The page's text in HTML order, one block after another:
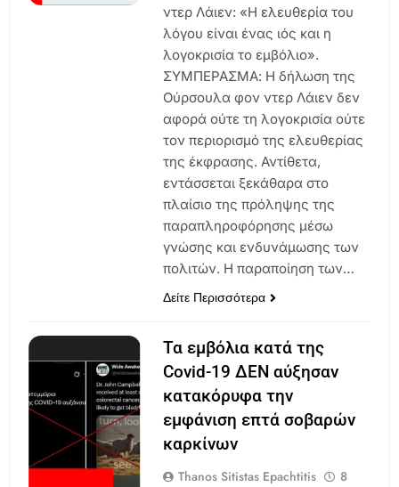
ντερ Λάιεν: «Η ελευθερία του
λόγου είναι ένας ιός και η
λογοκρισία το εμβόλιο».
ΣΥΜΠΕΡΑΣΜΑ: Η δήλωση της
Ούρσουλα φον ντερ Λάιεν δεν
αφορά ούτε τη λογοκρισία ούτε
τον περιορισμό της ελευθερίας
της έκφρασης. Αντίθετα,
εντάσσεται ξεκάθαρα στο
πλαίσιο της πρόληψης της
παραπληροφόρησης μέσω
γνώσης και ενδυνάμωσης των
πολιτών. Η παραποίηση των…
Δείτε Περισσότερα
Τα εμβόλια κατά της
Covid-19 ΔΕΝ αύξησαν
κατακόρυφα την
εμφάνιση επτά σοβαρών
καρκίνων
Thanos Sitistas Epachtitis
8